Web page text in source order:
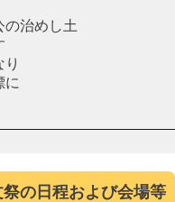
治めし土
に
の日程および会場等